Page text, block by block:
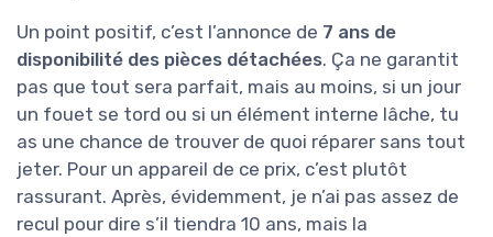
Un point positif, c’est l’annonce de 7 ans de
disponibilité des pièces détachées. Ça ne garantit
pas que tout sera parfait, mais au moins, si un jour
un fouet se tord ou si un élément interne lâche, tu
as une chance de trouver de quoi réparer sans tout
jeter. Pour un appareil de ce prix, c’est plutôt
rassurant. Après, évidemment, je n’ai pas assez de
recul pour dire s’il tiendra 10 ans, mais la